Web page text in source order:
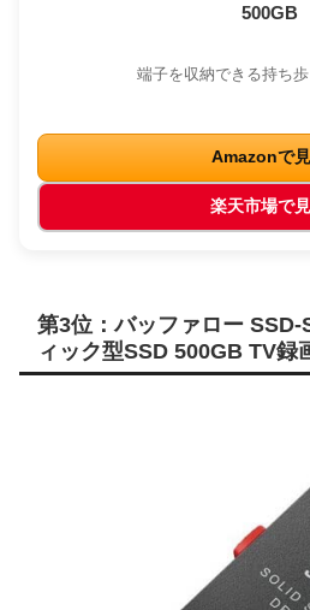
500GB
端子を収納できる持ち
Amazonで
楽天市場で
第3位：バッファロー
ィック型SSD 500GB TV録